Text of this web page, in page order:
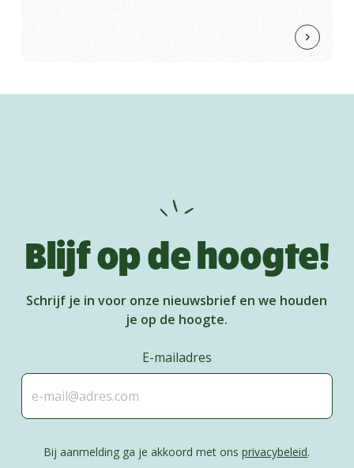
Blijf op de hoogte!
Schrijf je in voor onze nieuwsbrief en we houden
je op de hoogte.
E-mailadres
Bij aanmelding ga je akkoord met onsprivacybeleid.